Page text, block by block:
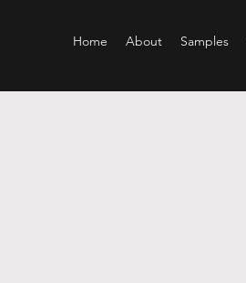
Home About Samples